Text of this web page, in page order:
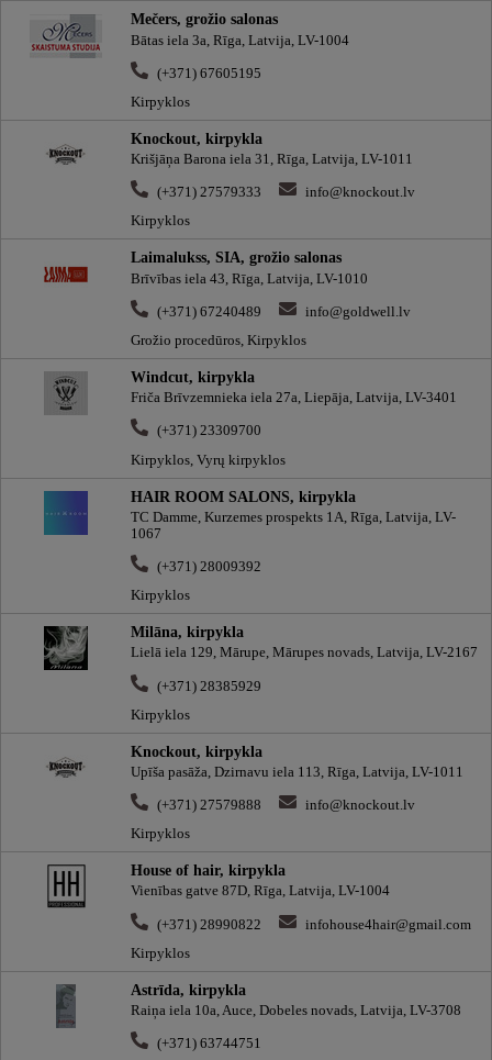
Mečers, grožio salonas
Bātas iela 3a, Rīga, Latvija, LV-1004
(+371) 67605195
Kirpyklos
Knockout, kirpykla
Krišjāņa Barona iela 31, Rīga, Latvija, LV-1011
(+371) 27579333
info@knockout.lv
Kirpyklos
Laimalukss, SIA, grožio salonas
Brīvības iela 43, Rīga, Latvija, LV-1010
(+371) 67240489
info@goldwell.lv
Grožio procedūros, Kirpyklos
Windcut, kirpykla
Friča Brīvzemnieka iela 27a, Liepāja, Latvija, LV-3401
(+371) 23309700
Kirpyklos, Vyrų kirpyklos
HAIR ROOM SALONS, kirpykla
TC Damme, Kurzemes prospekts 1A, Rīga, Latvija, LV-
1067
(+371) 28009392
Kirpyklos
Milāna, kirpykla
Lielā iela 129, Mārupe, Mārupes novads, Latvija, LV-2167
(+371) 28385929
Kirpyklos
Knockout, kirpykla
Upīša pasāža, Dzirnavu iela 113, Rīga, Latvija, LV-1011
(+371) 27579888
info@knockout.lv
Kirpyklos
House of hair, kirpykla
Vienības gatve 87D, Rīga, Latvija, LV-1004
(+371) 28990822
infohouse4hair@gmail.com
Kirpyklos
Astrīda, kirpykla
Raiņa iela 10a, Auce, Dobeles novads, Latvija, LV-3708
(+371) 63744751